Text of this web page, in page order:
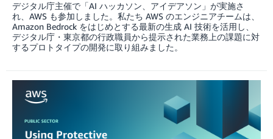
デジタル庁主催で「AI ハッカソン、アイデアソン」が実施さ
れ、AWS も参加しました。私たち AWS のエンジニアチームは、
Amazon Bedrock をはじめとする最新の生成 AI 技術を活用し、
デジタル庁・東京都の行政職員から提示された業務上の課題に対
するプロトタイプの開発に取り組みました。